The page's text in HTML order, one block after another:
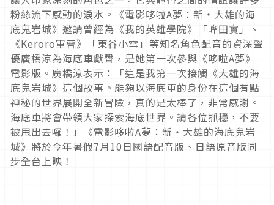
粉絲流下感動的淚水。《電影哆啦A夢：新‧大雄的海
底鬼岩城》邀請曾經為《我的英雄學院》「峰田實」、
《Keroro軍曹》「東谷小雪」等知名角色配音的資深聲
優廣橋涼為海底車獻聲，是她第一次參與《哆啦A夢》
電影版。廣橋涼表示：「這是我第一次接觸《大雄的海
底鬼岩城》這個故事。能夠以海底車的身份在這個有點
神秘的世界展開全新冒險，真的是太棒了，非常感謝。
海底車將會帶領大家探索海底世界。請各位抓穩，不要
被甩出去囉！」《電影哆啦A夢：新‧大雄的海底鬼岩
城》將於今年暑假7月10日國語配音版、日語原音版同
步全台上映！